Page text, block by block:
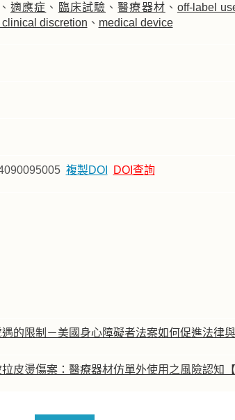
、 適應症 、 臨床試驗 、醫療器材 、 off-label
discretion 、 medical device
複製DOI DOI查詢
的限制－美國身心障礙者法案如何促進法律
皮燙傷案：醫療器材仿單外使用之風險認知